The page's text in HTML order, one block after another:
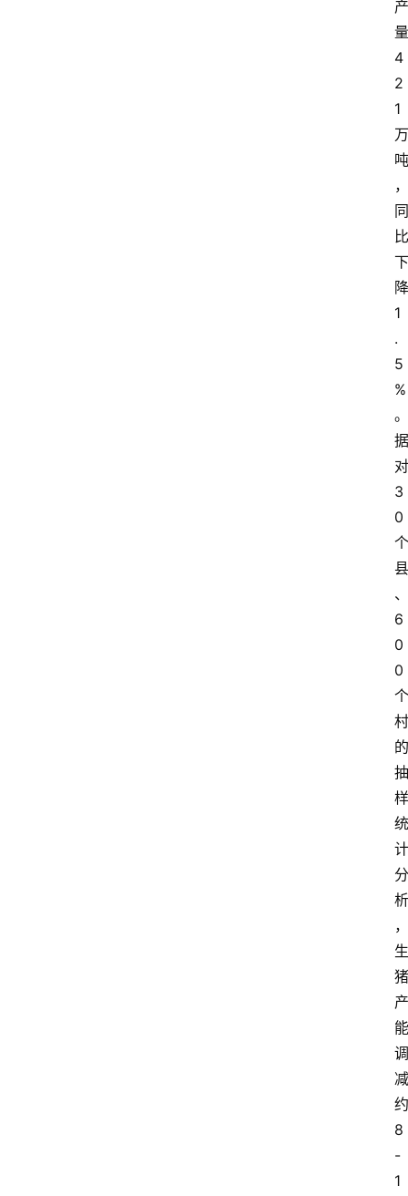
产
量
4
2
1
万
吨
，
同
比
下
降
1
.
5
%
。
据
对
3
0
个
县
、
6
0
0
个
村
的
抽
样
统
计
分
析
，
生
猪
产
能
调
减
约
8
-
1